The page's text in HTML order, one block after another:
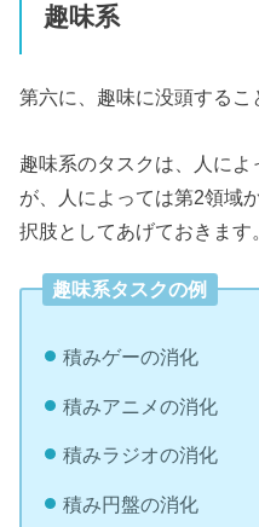
趣味系
第六に、趣味に没頭するこ
趣味系のタスクは、人に
が、人によっては第2領域
択肢としてあげておきます
趣味系タスクの例
積みゲーの消化
積みアニメの消化
積みラジオの消化
積み円盤の消化